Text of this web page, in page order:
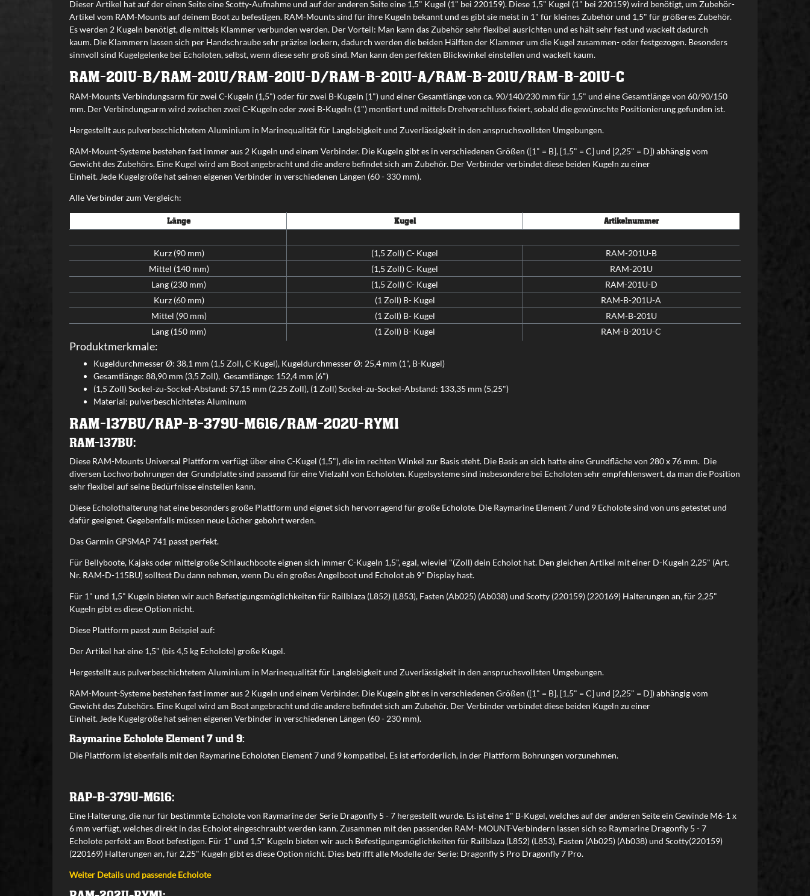
Dieser Artikel hat auf der einen Seite eine Scotty-Aufnahme und auf der anderen Seite eine 1,5" Kugel (1" bei 220159). Diese 1,5" Kugel (1" bei 220159) wird benötigt, um Zubehör-
Artikel vom RAM-Mounts auf deinem Boot zu befestigen. RAM-Mounts sind für ihre Kugeln bekannt und es gibt sie meist in 1" für kleines Zubehör und 1,5" für größeres Zubehör.
Es werden 2 Kugeln benötigt, die mittels Klammer verbunden werden. Der Vorteil: Man kann das Zubehör sehr flexibel ausrichten und es hält sehr fest und wackelt dadurch
kaum. Die Klammern lassen sich per Handschraube sehr präzise lockern, dadurch werden die beiden Hälften der Klammer um die Kugel zusammen- oder festgezogen. Besonders
sinnvoll sind Kugelgelenke bei Echoloten, selbst, wenn diese sehr groß sind. Man kann den perfekten Blickwinkel einstellen und wackelt kaum.
RAM-201U-B/RAM-201U/RAM-201U-D/RAM-B-201U-A/RAM-B-201U/RAM-B-201U-C
RAM-Mounts Verbindungsarm für zwei C-Kugeln (1,5") oder für zwei B-Kugeln (1") und einer Gesamtlänge von ca. 90/140/230 mm für 1,5" und eine Gesamtlänge von 60/90/150
mm. Der Verbindungsarm wird zwischen zwei C-Kugeln oder zwei B-Kugeln (1") montiert und mittels Drehverschluss fixiert, sobald die gewünschte Positionierung gefunden ist.
Hergestellt aus pulverbeschichtetem Aluminium in Marinequalität für Langlebigkeit und Zuverlässigkeit in den anspruchsvollsten Umgebungen.
RAM-Mount-Systeme bestehen fast immer aus 2 Kugeln und einem Verbinder. Die Kugeln gibt es in verschiedenen Größen ([1" = B], [1,5" = C] und [2,25" = D]) abhängig vom
Gewicht des Zubehörs. Eine Kugel wird am Boot angebracht und die andere befindet sich am Zubehör. Der Verbinder verbindet diese beiden Kugeln zu einer
Einheit. Jede Kugelgröße hat seinen eigenen Verbinder in verschiedenen Längen (60 - 330 mm).
Alle Verbinder zum Vergleich:
Länge Kugel Artikelnummer
Kurz (90 mm) (1,5 Zoll) C- Kugel
RAM-201U-B
Mittel (140 mm)
(1,5 Zoll) C- Kugel
RAM-201U
Lang (230 mm)
(1,5 Zoll) C- Kugel
RAM-201U-D
Kurz (60 mm)
(1 Zoll) B- Kugel
RAM-B-201U-A
Mittel (90 mm)
(1 Zoll) B- Kugel
RAM-B-201U
Lang (150 mm)
(1 Zoll) B- Kugel RAM-B-201U-C
Produktmerkmale:
Kugeldurchmesser Ø: 38,1 mm (1,5 Zoll, C-Kugel), Kugeldurchmesser Ø: 25,4 mm (1", B-Kugel)
Gesamtlänge: 88,90 mm (3,5 Zoll), Gesamtlänge: 152,4 mm (6")
(1,5 Zoll) Sockel-zu-Sockel-Abstand: 57,15 mm (2,25 Zoll), (1 Zoll) Sockel-zu-Sockel-Abstand: 133,35 mm (5,25")
Material: pulverbeschichtetes Aluminum
RAM-137BU/RAP-B-379U-M616/RAM-202U-RYM1
RAM-137BU:
Diese RAM-Mounts Universal Plattform verfügt über eine C-Kugel (1,5"), die im rechten Winkel zur Basis steht. Die Basis an sich hatte eine Grundfläche von 280 x 76 mm. Die
diversen Lochvorbohrungen der Grundplatte sind passend für eine Vielzahl von Echoloten. Kugelsysteme sind insbesondere bei Echoloten sehr empfehlenswert, da man die Position
sehr flexibel auf seine Bedürfnisse einstellen kann.
Diese Echolothalterung hat eine besonders große Plattform und eignet sich hervorragend für große Echolote. Die Raymarine Element 7 und 9 Echolote sind von uns getestet und
dafür geeignet. Gegebenfalls müssen neue Löcher gebohrt werden.
Das Garmin GPSMAP 741 passt perfekt.
Für Bellyboote, Kajaks oder mittelgroße Schlauchboote eignen sich immer C-Kugeln 1,5", egal, wieviel "(Zoll) dein Echolot hat. Den gleichen Artikel mit einer D-Kugeln 2,25" (Art.
Nr. RAM-D-115BU) solltest Du dann nehmen, wenn Du ein großes Angelboot und Echolot ab 9" Display hast.
Für 1" und 1,5" Kugeln bieten wir auch Befestigungsmöglichkeiten für Railblaza (L852) (L853), Fasten (Ab025) (Ab038) und Scotty (220159) (220169) Halterungen an, für 2,25"
Kugeln gibt es diese Option nicht.
Diese Plattform passt zum Beispiel auf:
Der Artikel hat eine 1,5" (bis 4,5 kg Echolote) große Kugel.
Hergestellt aus pulverbeschichtetem Aluminium in Marinequalität für Langlebigkeit und Zuverlässigkeit in den anspruchsvollsten Umgebungen.
RAM-Mount-Systeme bestehen fast immer aus 2 Kugeln und einem Verbinder. Die Kugeln gibt es in verschiedenen Größen ([1" = B], [1,5" = C] und [2,25" = D]) abhängig vom
Gewicht des Zubehörs. Eine Kugel wird am Boot angebracht und die andere befindet sich am Zubehör. Der Verbinder verbindet diese beiden Kugeln zu einer
Einheit. Jede Kugelgröße hat seinen eigenen Verbinder in verschiedenen Längen (60 - 230 mm).
Raymarine Echolote Element 7 und 9:
Die Plattform ist ebenfalls mit den Raymarine Echoloten Element 7 und 9 kompatibel. Es ist erforderlich, in der Plattform Bohrungen vorzunehmen.
RAP-B-379U-M616:
Eine Halterung, die nur für bestimmte Echolote von Raymarine der Serie Dragonfly 5 - 7 hergestellt wurde. Es ist eine 1" B-Kugel, welches auf der anderen Seite ein Gewinde M6-1 x
6 mm verfügt, welches direkt in das Echolot eingeschraubt werden kann. Zusammen mit den passenden RAM- MOUNT-Verbindern lassen sich so Raymarine Dragonfly 5 - 7
Echolote perfekt am Boot befestigen. Für 1" und 1,5" Kugeln bieten wir auch Befestigungsmöglichkeiten für Railblaza (L852) (L853), Fasten (Ab025) (Ab038) und Scotty(220159)
(220169) Halterungen an, für 2,25" Kugeln gibt es diese Option nicht. Dies betrifft alle Modelle der Serie: Dragonfly 5 Pro Dragonfly 7 Pro.
Weiter Details und passende Echolote